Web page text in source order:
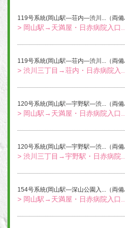
119号系統(岡山駅―荘内―渋川...（両備
> 岡山駅→天満屋・日赤病院入口...
119号系統(岡山駅―荘内―渋川...（両備
> 渋川三丁目→荘内・日赤病院入...
120号系統(岡山駅―宇野駅―渋...（両備
> 岡山駅→天満屋・日赤病院入口...
120号系統(岡山駅―宇野駅―渋...（両備
> 渋川三丁目→宇野駅・日赤病院...
154号系統(岡山駅―深山公園入...（両備
> 岡山駅→天満屋・日赤病院入口...